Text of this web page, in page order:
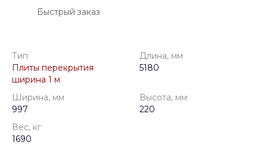
Быстрый заказ
Тип
Плиты перекрытия
ширина 1 м
Длина, мм
5180
Ширина, мм
997
Высота, мм
220
Вес, кг
1690